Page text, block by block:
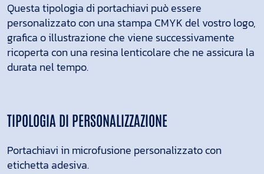
Questa tipologia di portachiavi può essere
personalizzato con una stampa CMYK del vostro logo,
grafica o illustrazione che viene successivamente
ricoperta con una resina lenticolare che ne assicura la
durata nel tempo.
TIPOLOGIA DI PERSONALIZZAZIONE
Portachiavi in microfusione personalizzato con
etichetta adesiva.